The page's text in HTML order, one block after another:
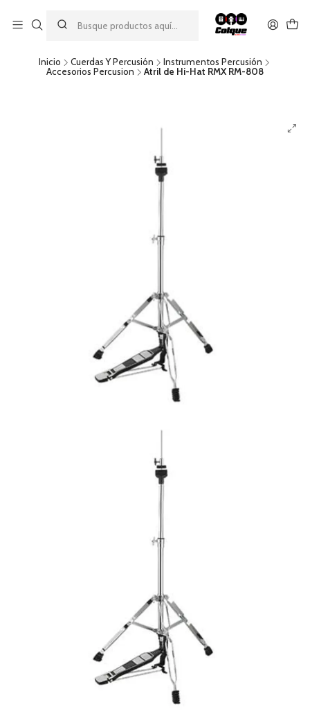
descuento por pago con transferencia bancaria
por una compra mínima de $49.990. Este descuento no es
acumulable a otras promociones ni aplicable a gastos de envío.
Inicio Cuerdas Y Percusión
Instrumentos Percusión
Accesorios Percusion
Atril de Hi-Hat RMX RM-808